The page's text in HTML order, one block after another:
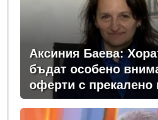
Аксиния Баева:
бъдат особено
оферти с прекалено